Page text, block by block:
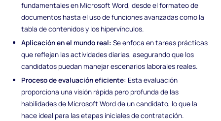
fundamentales en Microsoft Word, desde el formateo de
documentos hasta el uso de funciones avanzadas como la
tabla de contenidos y los hipervínculos.
Aplicación en el mundo real: Se enfoca en tareas prácticas
que reflejan las actividades diarias, asegurando que los
candidatos puedan manejar escenarios laborales reales.
Proceso de evaluación eficiente: Esta evaluación
proporciona una visión rápida pero profunda de las
habilidades de Microsoft Word de un candidato, lo que la
hace ideal para las etapas iniciales de contratación.